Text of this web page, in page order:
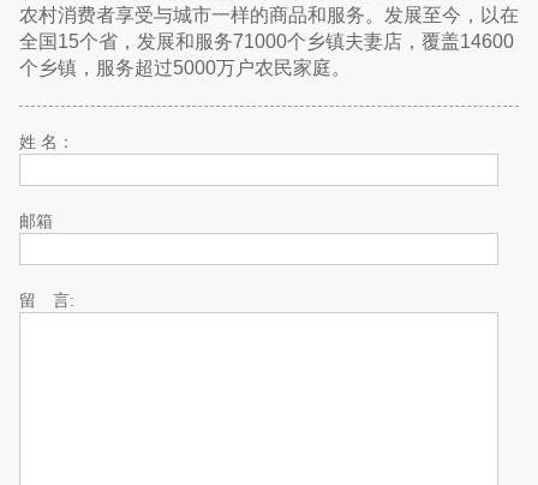
农村消费者享受与城市一样的商品和服务。发展至今，以在
全国15个省，发展和服务71000个乡镇夫妻店，覆盖14600
个乡镇，服务超过5000万户农民家庭。
姓 名：
邮箱
留 言: